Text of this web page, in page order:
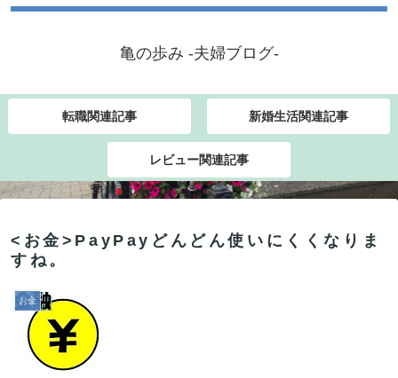
亀の歩み -夫婦ブログ-
転職関連記事 新婚生活関連記事
レビュー関連記事
<お金>PayPayどんどん使いにくくなりま
すね。
お金